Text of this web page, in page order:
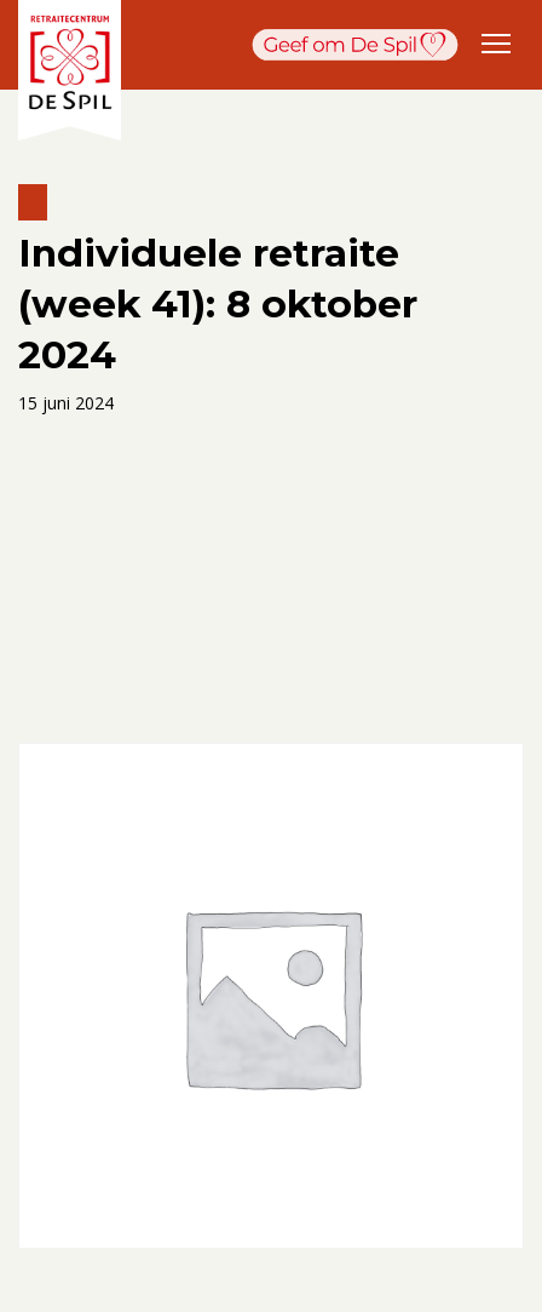
Individuele retraite
(week 41): 8 oktober
2024
15 juni 2024